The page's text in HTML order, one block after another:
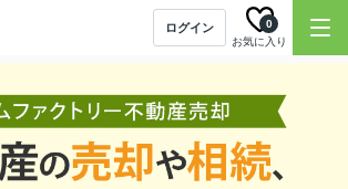
ログイン
お気に入り
0